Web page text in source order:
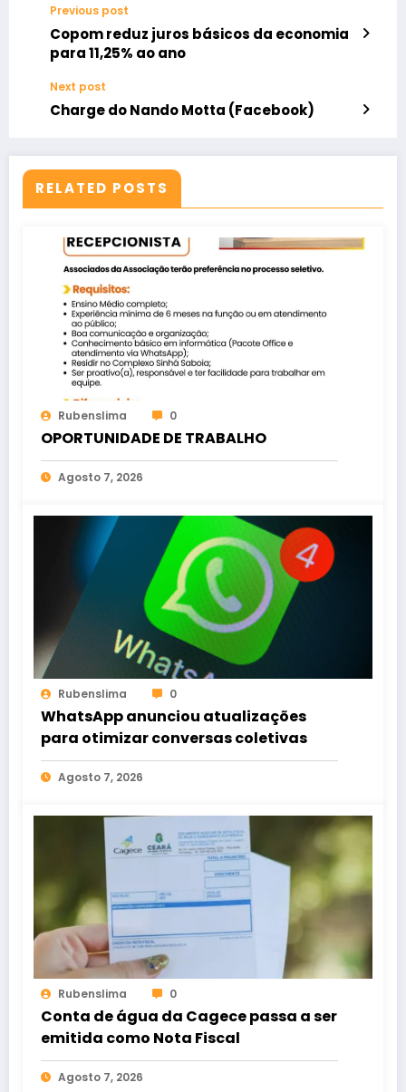
Previous post
Copom reduz juros básicos da economia
para 11,25% ao ano
Next post
Charge do Nando Motta (Facebook)
RELATED POSTS
Rubenslima 0
OPORTUNIDADE DE TRABALHO
Agosto 7, 2026
Rubenslima 0
WhatsApp anunciou atualizações
para otimizar conversas coletivas
Agosto 7, 2026
Rubenslima 0
Conta de água da Cagece passa a ser
emitida como Nota Fiscal
Agosto 7, 2026